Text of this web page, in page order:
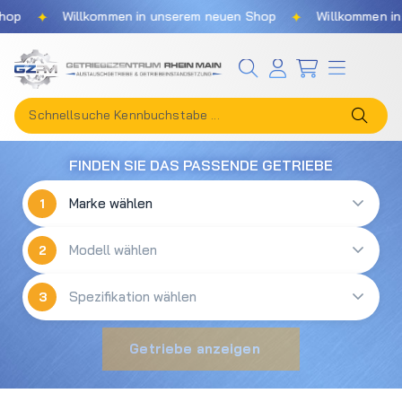
Zum Hauptinhalt springen
✦ Willkommen in unserem neuen Shop ✦ Willkommen
FINDEN SIE DAS PASSENDE GETRIEBE
1
2
3
Getriebe anzeigen